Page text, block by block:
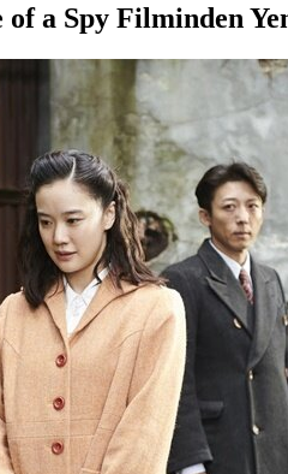
a Spy Filminden